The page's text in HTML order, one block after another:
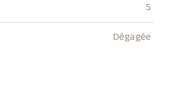
5
Dégagée